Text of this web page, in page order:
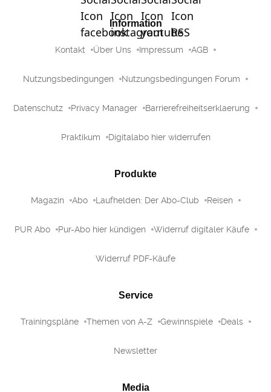
Information
Kontakt Über Uns Impressum AGB
Nutzungsbedingungen Nutzungsbedingungen Forum
Datenschutz Privacy Manager Barrierefreiheitserklaerung
Praktikum Digitalabo hier widerrufen
Produkte
Magazin Abo Laufhelden: Der Abo-Club Reisen
PUR Abo Pur-Abo hier kündigen Widerruf digitaler Käufe
Widerruf PDF-Käufe
Service
Trainingspläne Themen von A-Z Gewinnspiele Deals
Newsletter
Media